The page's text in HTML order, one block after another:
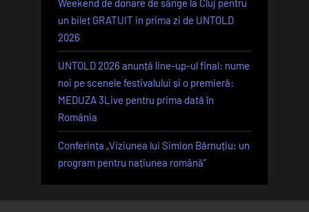
Weekend de donare de sânge la Cluj pentru
un bilet GRATUIT in prima zi de UNTOLD
2026
UNTOLD 2026 anunță line-up-ul final: nume
noi pe scenele festivalului și o premieră:
MEDUZA 3Live pentru prima dată în
România
Conferința „Viziunea lui Simion Bărnuțiu: un
program pentru națiunea română”